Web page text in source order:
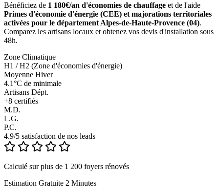
Bénéficiez de 1 180€/an d'économies de chauffage et de l'aide
Primes d'économie d'énergie (CEE) et majorations territoriales
activées pour le département Alpes-de-Haute-Provence (04).
Comparez les artisans locaux et obtenez vos devis d'installation sous
48h.
Zone Climatique
H1 / H2 (Zone d'économies d'énergie)
Moyenne Hiver
4.1°C de minimale
Artisans Dépt.
+8 certifiés
M.D.
L.G.
P.C.
4.9/5 satisfaction de nos leads
Calculé sur plus de 1 200 foyers rénovés
Estimation Gratuite 2 Minutes